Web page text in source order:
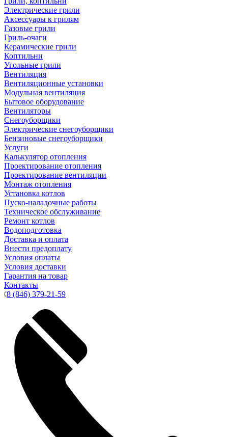
Электрические грили
Аксессуары к грилям
Газовые грили
Гриль-очаги
Керамические грили
Коптильни
Угольные грили
Вентиляция
Вентиляционные установки
Модульная вентиляция
Бытовое оборудование
Вентиляторы
Снегоуборщики
Электрические снегоуборщики
Бензиновые снегоуборщики
Услуги
Калькулятор отопления
Проектирование отопления
Проектирование вентиляции
Монтаж отопления
Установка котлов
Пуско-наладочные работы
Техническое обслуживание
Ремонт котлов
Водоподготовка
Доставка и оплата
Внести предоплату
Условия оплаты
Условия доставки
Гарантия на товар
Контакты
8 (846) 379-21-59